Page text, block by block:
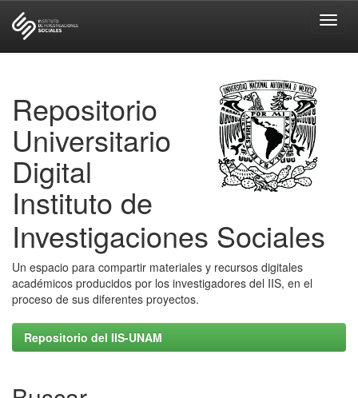
Repositorio
Universitario
Digital
Instituto de
Investigaciones Sociales
Un espacio para compartir materiales y recursos digitales
académicos producidos por los investigadores del IIS, en el
proceso de sus diferentes proyectos.
Repositorio del IIS-UNAM